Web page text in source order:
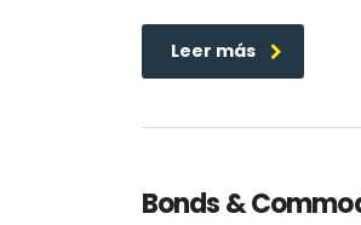
Leer más
Bonds &